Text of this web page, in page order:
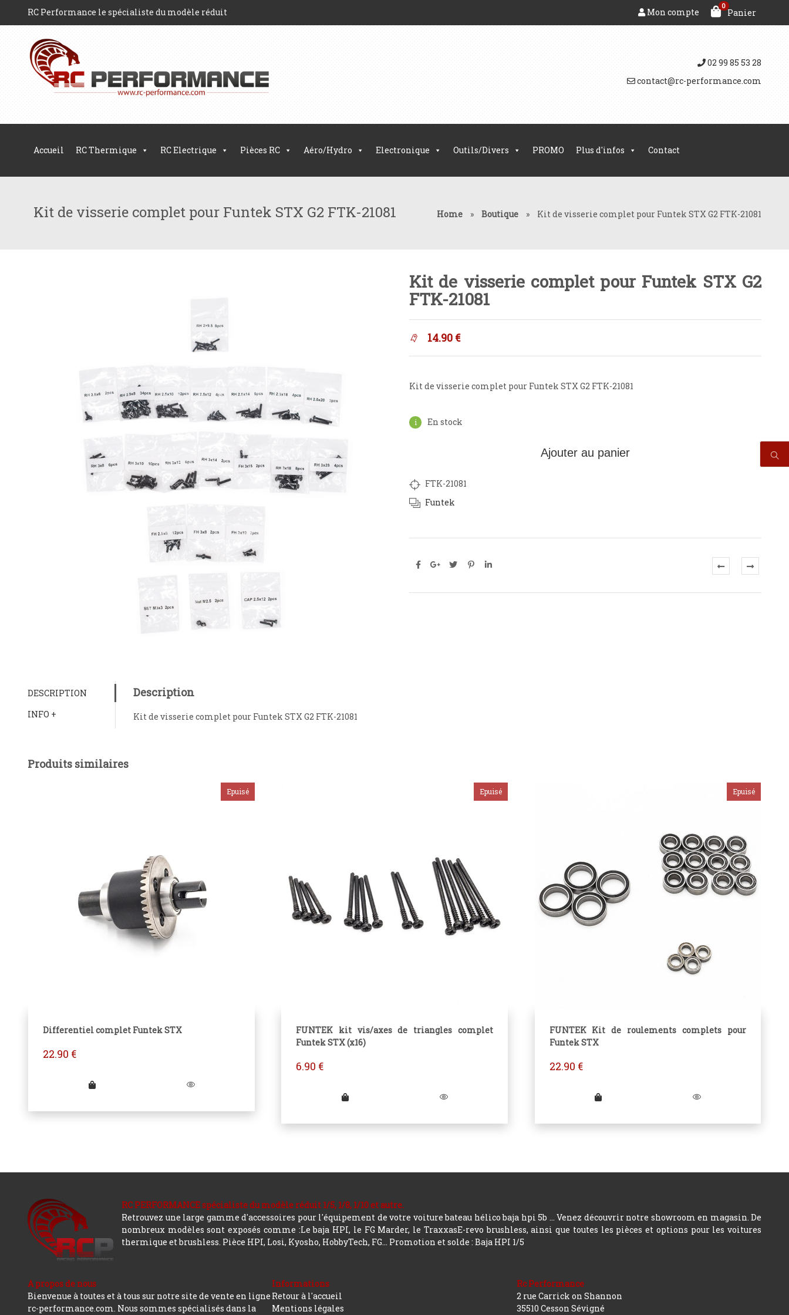
RC Performance le spécialiste du modèle réduit
0
Panier
Mon compte
02 99 85 53 28
contact@rc-performance.com
Accueil RC Thermique RC Electrique Pièces RC Aéro/Hydro Electronique Outils/Divers PROMO Plus d'infos Contact
Kit de visserie complet pour Funtek STX G2 FTK-21081 Home » Boutique » Kit de visserie complet pour Funtek STX G2 FTK-21081
Kit de visserie complet pour Funtek STX G2
FTK-21081
14.90 €
Kit de visserie complet pour Funtek STX G2 FTK-21081
En stock
Ajouter au panier
FTK-21081
Funtek
DESCRIPTION
INFO +
Description
Kit de visserie complet pour Funtek STX G2 FTK-21081
Produits similaires
Differentiel complet Funtek STX
22.90 €
FUNTEK kit vis/axes de triangles complet
Funtek STX (x16)
6.90 €
FUNTEK Kit de roulements complets pour
Funtek STX
22.90 €
RC PERFORMANCE spécialiste du modèle réduit 1/5, 1/8, 1/10 et autre.
Retrouvez une large gamme d'accessoires pour l'équipement de votre voiture bateau hélico baja hpi 5b ... Venez découvrir notre showroom en magasin. De
nombreux modèles sont exposés comme :Le baja HPI, le FG Marder, le TraxxasE-revo brushless, ainsi que toutes les pièces et options pour les voitures
thermique et brushless. Pièce HPI, Losi, Kyosho, HobbyTech, FG... Promotion et solde : Baja HPI 1/5
A propos de nous
Bienvenue à toutes et à tous sur notre site de vente en ligne
rc-performance.com. Nous sommes spécialisés dans la
Informations
Retour à l'accueil
Mentions légales
Rc Performance
2 rue Carrick on Shannon
35510 Cesson Sévigné